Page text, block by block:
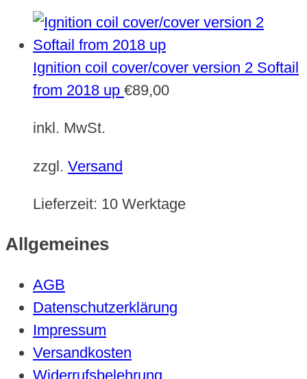
Ignition coil cover/cover version 2 Softail
from 2018 up €89,00
inkl. MwSt.
zzgl. Versand
Lieferzeit: 10 Werktage
Allgemeines
AGB
Datenschutzerklärung
Impressum
Versandkosten
Widerrufsbelehrung